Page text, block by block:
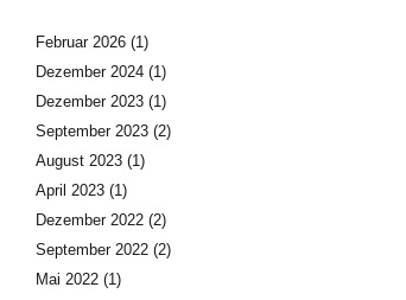
Februar 2026 (1)
Dezember 2024 (1)
Dezember 2023 (1)
September 2023 (2)
August 2023 (1)
April 2023 (1)
Dezember 2022 (2)
September 2022 (2)
Mai 2022 (1)